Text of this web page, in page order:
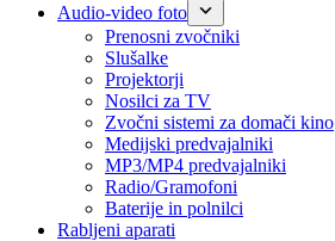
Audio-video foto
Prenosni zvočniki
Slušalke
Projektorji
Nosilci za TV
Zvočni sistemi za domači kino
Medijski predvajalniki
MP3/MP4 predvajalniki
Radio/Gramofoni
Baterije in polnilci
Rabljeni aparati